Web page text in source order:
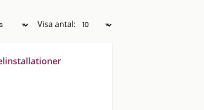
Visa antal: